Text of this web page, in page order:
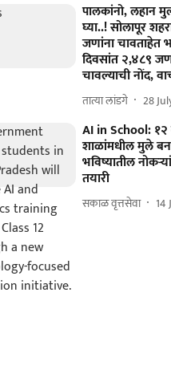
पालकांनो, लहान
घ्या..! सोलापूर
जणांना चावताहेत
दिवसांत २,४८९
चावल्याची नोंद,
तात्या लांडगे 28
AI in School: १२
शाळांमधील मुले
भविष्यातील
तयारी
सकाळ वृत्तसेवा 14